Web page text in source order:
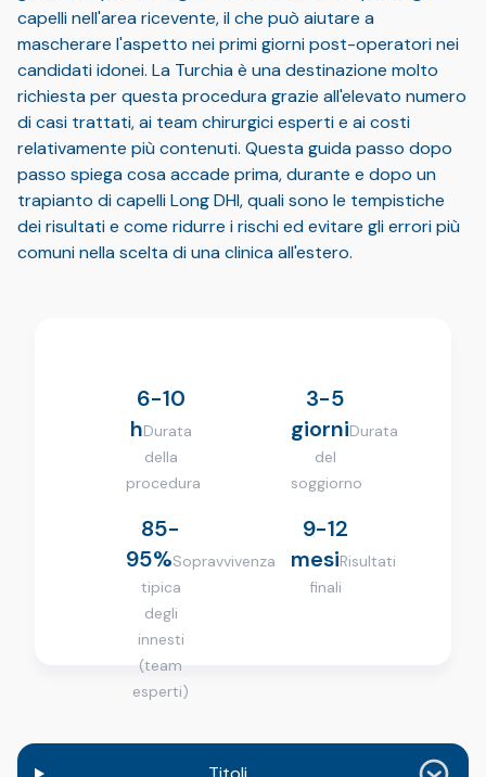
capelli nell'area ricevente, il che può aiutare a
mascherare l'aspetto nei primi giorni post-operatori nei
candidati idonei. La Turchia è una destinazione molto
richiesta per questa procedura grazie all'elevato numero
di casi trattati, ai team chirurgici esperti e ai costi
relativamente più contenuti. Questa guida passo dopo
passo spiega cosa accade prima, durante e dopo un
trapianto di capelli Long DHI, quali sono le tempistiche
dei risultati e come ridurre i rischi ed evitare gli errori più
comuni nella scelta di una clinica all'estero.
6-10
hDurata
della
procedura
3-5
giorniDurata
del
soggiorno
85-
95%Sopravvivenza
tipica
degli
innesti
(team
esperti)
9-12
mesiRisultati
finali